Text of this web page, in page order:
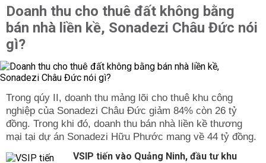
Doanh thu cho thuê đất không bằng
bán nhà liền kề, Sonadezi Châu Đức nói
gì?
Trong qúy II, doanh thu mảng lõi cho thuê khu công
nghiệp của Sonadezi Châu Đức giảm 84% còn 26 tỷ
đồng. Trong khi đó, doanh thu bán nhà liền kề thương
mại tại dự án Sonadezi Hữu Phước mang về 44 tỷ đồng.
VSIP tiến vào Quảng Ninh, đầu tư khu